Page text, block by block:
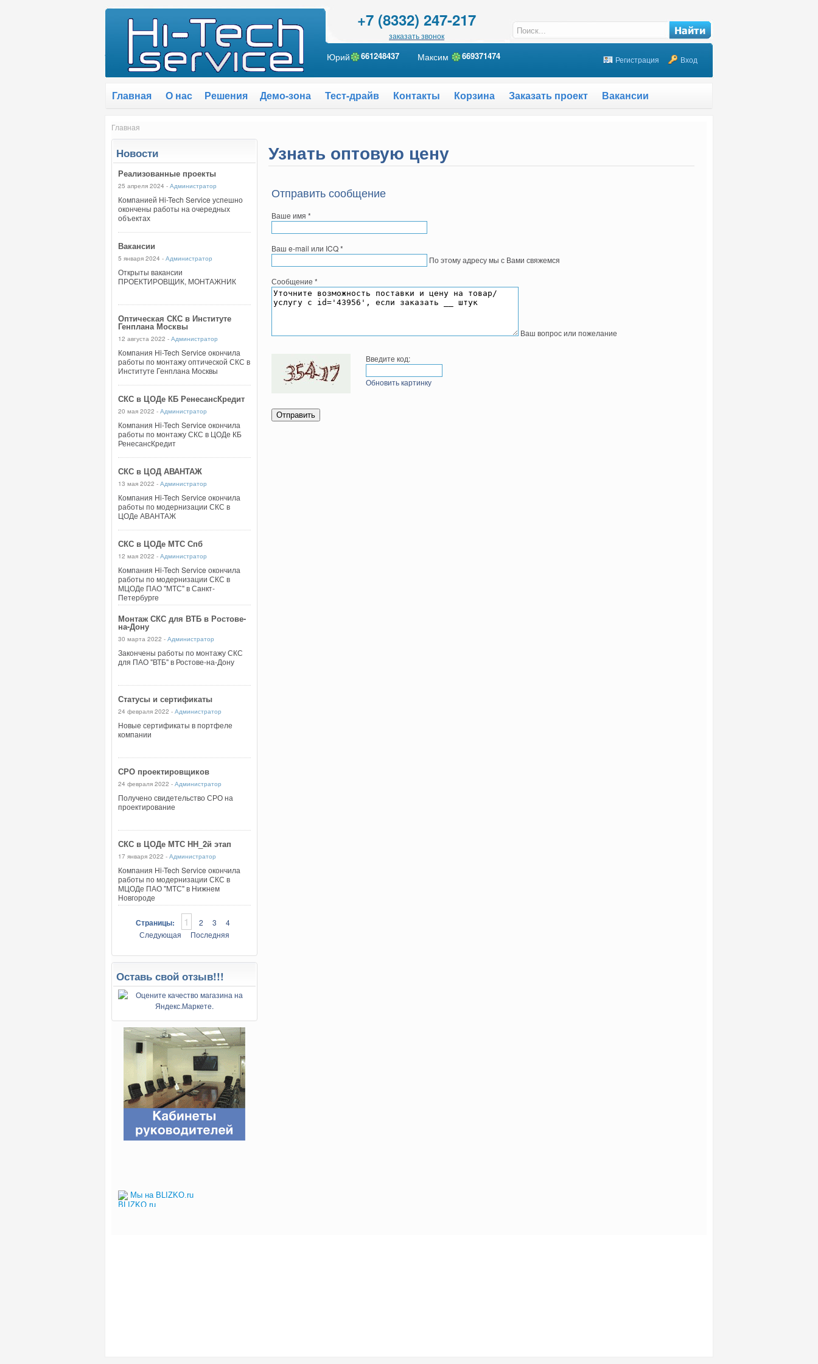
+7 (8332) 247-217
заказать звонок
Юрий 661248437 Максим 669371474 Регистрация Вход
Главная О нас Решения Демо-зона Тест-драйв Контакты Корзина Заказать проект Вакансии
Главная
Новости
Реализованные проекты
25 апреля 2024 - Администратор
Компанией Hi-Tech Service успешно
окончены работы на очередных
объектах
Вакансии
5 января 2024 - Администратор
Открыты вакансии
ПРОЕКТИРОВЩИК, МОНТАЖНИК
Оптическая СКС в Институте
Генплана Москвы
12 августа 2022 - Администратор
Компания Hi-Tech Service окончила
работы по монтажу оптической СКС в
Институте Генплана Москвы
СКС в ЦОДе КБ РенесансКредит
20 мая 2022 - Администратор
Компания Hi-Tech Service окончила
работы по монтажу СКС в ЦОДе КБ
РенесансКредит
СКС в ЦОД АВАНТАЖ
13 мая 2022 - Администратор
Компания Hi-Tech Service окончила
работы по модернизации СКС в
ЦОДе АВАНТАЖ
СКС в ЦОДе МТС Спб
12 мая 2022 - Администратор
Компания Hi-Tech Service окончила
работы по модернизации СКС в
МЦОДе ПАО "МТС" в Санкт-
Петербурге
Монтаж СКС для ВТБ в Ростове-
на-Дону
30 марта 2022 - Администратор
Закончены работы по монтажу СКС
для ПАО "ВТБ" в Ростове-на-Дону
Статусы и сертификаты
24 февраля 2022 - Администратор
Новые сертификаты в портфеле
компании
СРО проектировщиков
24 февраля 2022 - Администратор
Получено свидетельство СРО на
проектирование
СКС в ЦОДе МТС НН_2й этап
17 января 2022 - Администратор
Компания Hi-Tech Service окончила
работы по модернизации СКС в
МЦОДе ПАО "МТС" в Нижнем
Новгороде
Страницы: 1 2 3
4
Следующая
Последняя
Оставь свой отзыв!!!
Мы на BLIZKO.ru
Узнать оптовую цену
Отправить сообщение
Ваше имя *
Ваш e-mail или ICQ*
По этому адресу мы с Вами свяжемся
Сообщение *
Ваш вопрос или пожелание
Введите код:
Обновить картинку